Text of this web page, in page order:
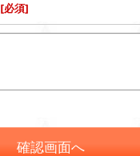
[必須]
確認画面へ